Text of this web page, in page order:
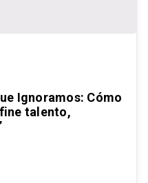
Ignoramos: Cómo
talento,